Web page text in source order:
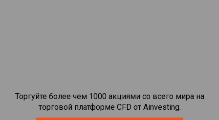
Торгуйте более чем 1000 акциями со всего мира на
торговой платформе CFD от Ainvesting.